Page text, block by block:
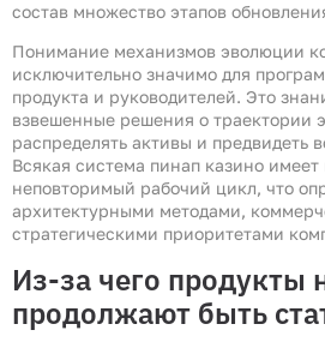
состав множество этапов
Понимание механизмов эволюции
исключительно значимо для
продукта и руководителей. Это
взвешенные решения о траектории
распределять активы и предвидеть
Всякая система пинап казино
неповторимый рабочий цикл, что
архитектурными методами,
стратегическими приоритетами
Из-за чего продукты
продолжают быть